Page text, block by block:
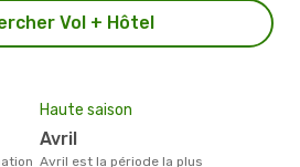
Vol + Hôtel
Haute saison
avril
avril est la période la plus